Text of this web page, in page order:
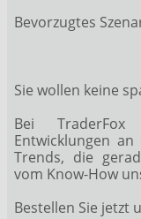
Bevorzugtes
Sie wollen keine
Bei
Entwicklungen
Trends, die
vom Know-How
Bestellen Sie jetzt